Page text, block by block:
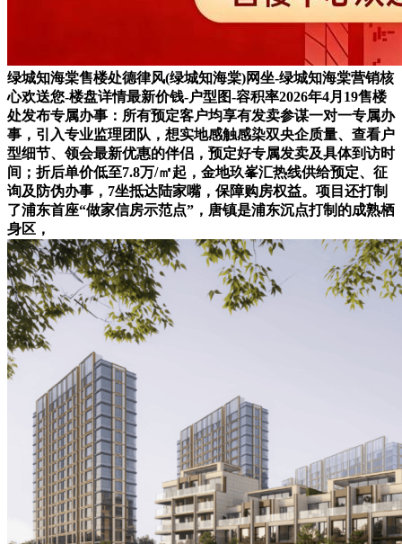
绿城知海棠售楼处德律风(绿城知海棠)网坐-绿城知海棠营销核
心欢送您-楼盘详情最新价钱-户型图-容积率2026年4月19售楼
处发布专属办事：所有预定客户均享有发卖参谋一对一专属办
事，引入专业监理团队，想实地感触感染双央企质量、查看户
型细节、领会最新优惠的伴侣，预定好专属发卖及具体到访时
间；折后单价低至7.8万/㎡起，金地玖峯汇热线供给预定、征
询及防伪办事，7坐抵达陆家嘴，保障购房权益。项目还打制
了浦东首座“做家信房示范点”，唐镇是浦东沉点打制的成熟栖
身区，